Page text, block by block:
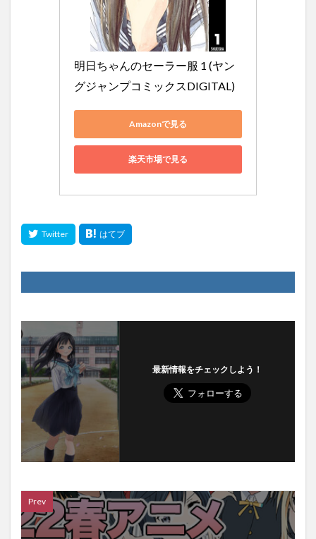
明日ちゃんのセーラー服 1 (ヤン
グジャンプコミックスDIGITAL)
Amazonで見る
楽天市場で見る
最新情報をチェックしよう！
Prev